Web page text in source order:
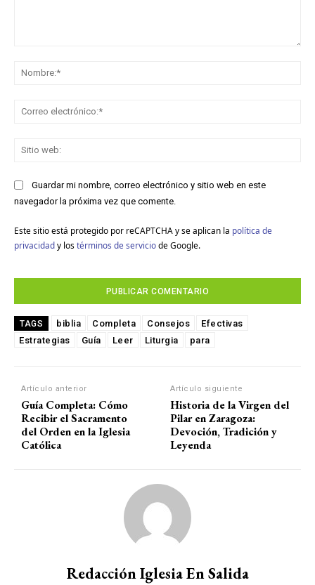
Guardar mi nombre, correo electrónico y sitio web en este
navegador la próxima vez que comente.
Este sitio está protegido por reCAPTCHA y se aplican la política de
privacidady los términos de serviciode Google.
TAGS biblia Completa Consejos
Efectivas
Estrategias
Guía Leer Liturgia para
Artículo anterior
Guía Completa: Cómo
Recibir el Sacramento
del Orden en la Iglesia
Católica
Artículo siguiente
Historia de la Virgen del
Pilar en Zaragoza:
Devoción, Tradición y
Leyenda
Redacción Iglesia En Salida